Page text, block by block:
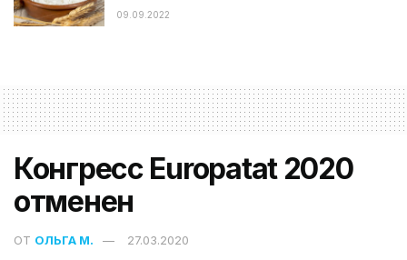
09.09.2022
Конгресс Europatat 2020
отменен
ОТ ОЛЬГА М. 27.03.2020